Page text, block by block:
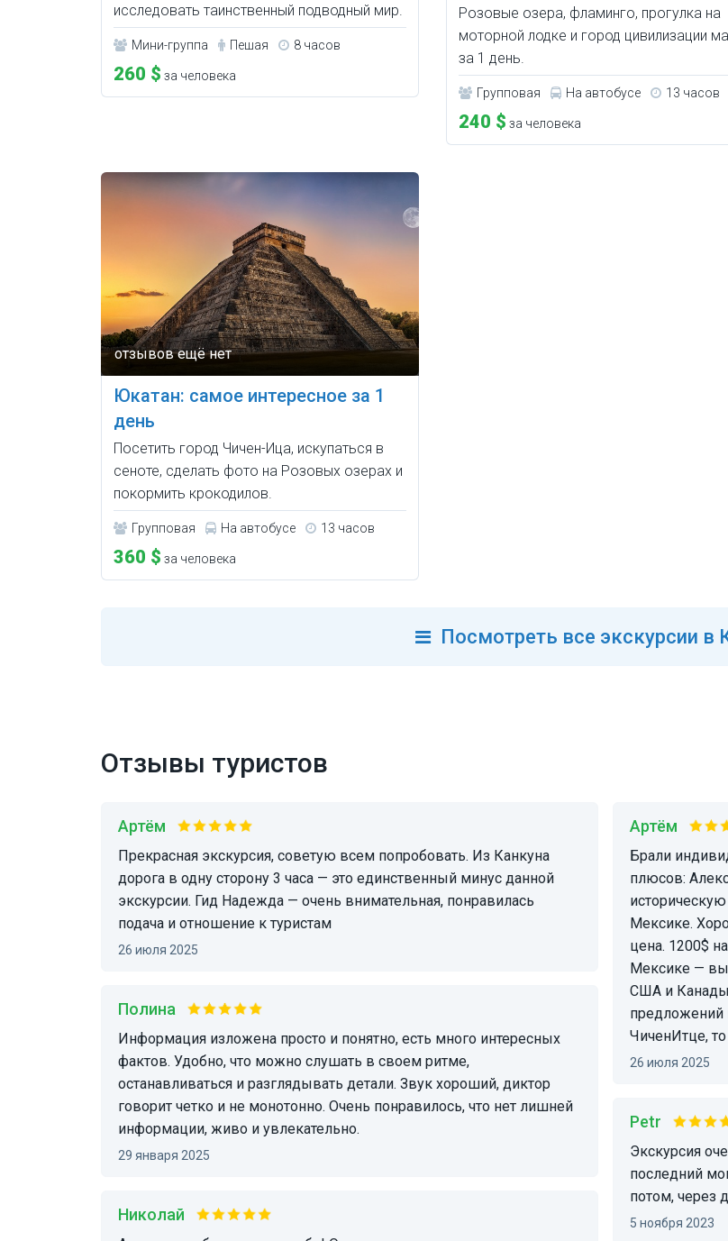
исследовать таинственный подводный мир.
Мини-группа Пешая 8 часов
260 $ за человека
Розовые озера, фламинго, прогулка на
моторной лодке и город цивилизации
за 1 день.
Групповая На автобусе 13 часов
240 $ за человека
Юкатан: самое интересное за 1
день
Посетить город Чичен-Ица, искупаться в
сеноте, сделать фото на Розовых озерах и
покормить крокодилов.
Групповая На автобусе 13 часов
360 $ за человека
Посмотреть все экскурсии в
Отзывы туристов
Артём
Прекрасная экскурсия, советую всем попробовать. Из Канкуна
дорога в одну сторону 3 часа — это единственный минус данной
экскурсии. Гид Надежда — очень внимательная, понравилась
подача и отношение к туристам
26 июля 2025
Полина
Информация изложена просто и понятно, есть много интересных
фактов. Удобно, что можно слушать в своем ритме,
останавливаться и разглядывать детали. Звук хороший, диктор
говорит четко и не монотонно. Очень понравилось, что нет лишней
информации, живо и увлекательно.
29 января 2025
Николай
Артём
Брали индивидуальный маршрут в Кобу, лагуну (озеро) и сенот Из
плюсов:
Мексике.
цена. 1200$
Мексике —
США и
предложений
ЧиченИтце,
26 июля 2025
Petr
Экскурсия очень понравилась, гиду Татьяне огромное спасибо! В
последний
потом, через
5 ноября 2023